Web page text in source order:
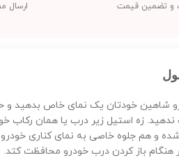
و تضمین قیمت
ارسال
شاهین خودتان یک نمای خاص بدهید
ندهید. زه استیل زیر درب یا همان
و هم جلوه خاصی به نمای کناری خودرو
هنگام باز کردن درب خودرو محافظت کتد.